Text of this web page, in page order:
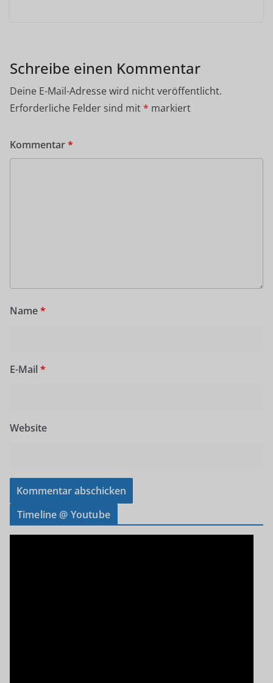
Schreibe einen Kommentar
Deine E-Mail-Adresse wird nicht veröffentlicht.
Erforderliche Felder sind mit* markiert
Kommentar*
Name*
E-Mail *
Website
Timeline @ Youtube